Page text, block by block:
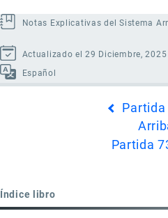
Notas Explicativas del Sistema
Actualizado el 29 Diciembre, 2025
Español
73.18
Partida
Índice libro